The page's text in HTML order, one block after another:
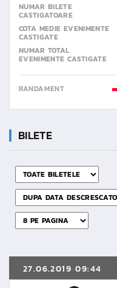
NUMAR BILETE
CASTIGATOARE
COTA MEDIE EVENIMENTE
CASTIGATE
NUMAR TOTAL
EVENIMENTE CASTIGATE
RANDAMENT
BILETE
27.06.2019 09:44